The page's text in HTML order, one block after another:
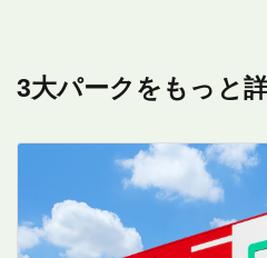
3大パークをもっと